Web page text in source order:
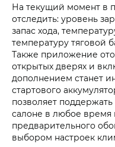
На текущий момент в
отследить: уровень
запас хода,
температуру тяговой
Также приложение
открытых дверях и
дополнением станет
стартового
позволяет
салоне в любое время
предварительного
выбором настроек